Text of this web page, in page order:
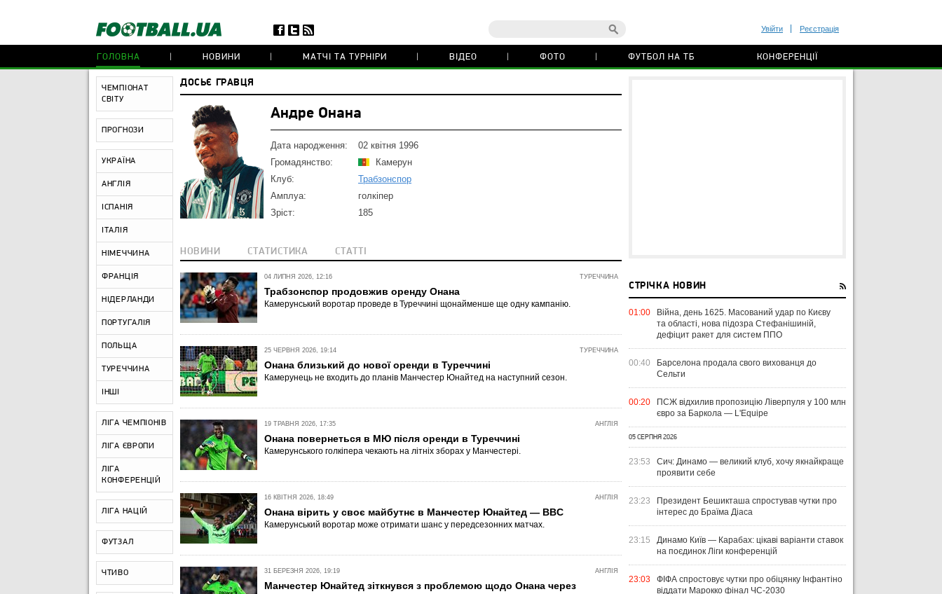
Увійти Реєстрація
ГОЛОВНА НОВИНИ МАТЧІ ТА ТУРНІРИ ВІДЕО ФОТО ФУТБОЛ НА ТБ КОНФЕРЕНЦІЇ
ЧЕМПІОНАТ
СВІТУ
ПРОГНОЗИ
УКРАЇНА
АНГЛІЯ
ІСПАНІЯ
ІТАЛІЯ
НІМЕЧЧИНА
ФРАНЦІЯ
НІДЕРЛАНДИ
ПОРТУГАЛІЯ
ПОЛЬЩА
ТУРЕЧЧИНА
ІНШІ
ЛІГА ЧЕМПІОНІВ
ЛІГА ЄВРОПИ
ЛІГА
КОНФЕРЕНЦІЙ
ЛІГА НАЦІЙ
ФУТЗАЛ
ЧТИВО
ДОСЬЄ ГРАВЦЯ
Андре Онана
Дата народження:
02 квітня 1996
Громадянство:
Камерун
Клуб:
Трабзонспор
Амплуа:
голкіпер
Зріст:
185
НОВИНИ СТАТИСТИКА СТАТТІ
ТУРЕЧЧИНА
04 ЛИПНЯ 2026, 12:16
Трабзонспор продовжив оренду Онана
Камерунський воротар проведе в Туреччині щонайменше ще одну кампанію.
ТУРЕЧЧИНА
25 ЧЕРВНЯ 2026, 19:14
Онана близький до нової оренди в Туреччині
Камерунець не входить до планів Манчестер Юнайтед на наступний сезон.
АНГЛІЯ
19 ТРАВНЯ 2026, 17:35
Онана повернеться в МЮ після оренди в Туреччині
Камерунського голкіпера чекають на літніх зборах у Манчестері.
АНГЛІЯ
16 КВІТНЯ 2026, 18:49
Онана вірить у своє майбутнє в Манчестер Юнайтед — BBC
Камерунський воротар може отримати шанс у передсезонних матчах.
АНГЛІЯ
31 БЕРЕЗНЯ 2026, 19:19
Манчестер Юнайтед зіткнувся з проблемою щодо Онана через
СТРІЧКА НОВИН
01:00
Війна, день 1625. Масований удар по Києву
та області, нова підозра Стефанішиній,
дефіцит ракет для систем ППО
00:40
Барселона продала свого вихованця до
Сельти
00:20
ПСЖ відхилив пропозицію Ліверпуля у 100 млн
євро за Баркола — L'Equipe
05 СЕРПНЯ 2026
23:53
Сич: Динамо — великий клуб, хочу якнайкраще
проявити себе
23:23
Президент Бешикташа спростував чутки про
інтерес до Браїма Діаса
23:15
Динамо Київ — Карабах: цікаві варіанти ставок
на поєдинок Ліги конференцій
23:03
ФІФА спростовує чутки про обіцянку Інфантіно
віддати Марокко фінал ЧС-2030